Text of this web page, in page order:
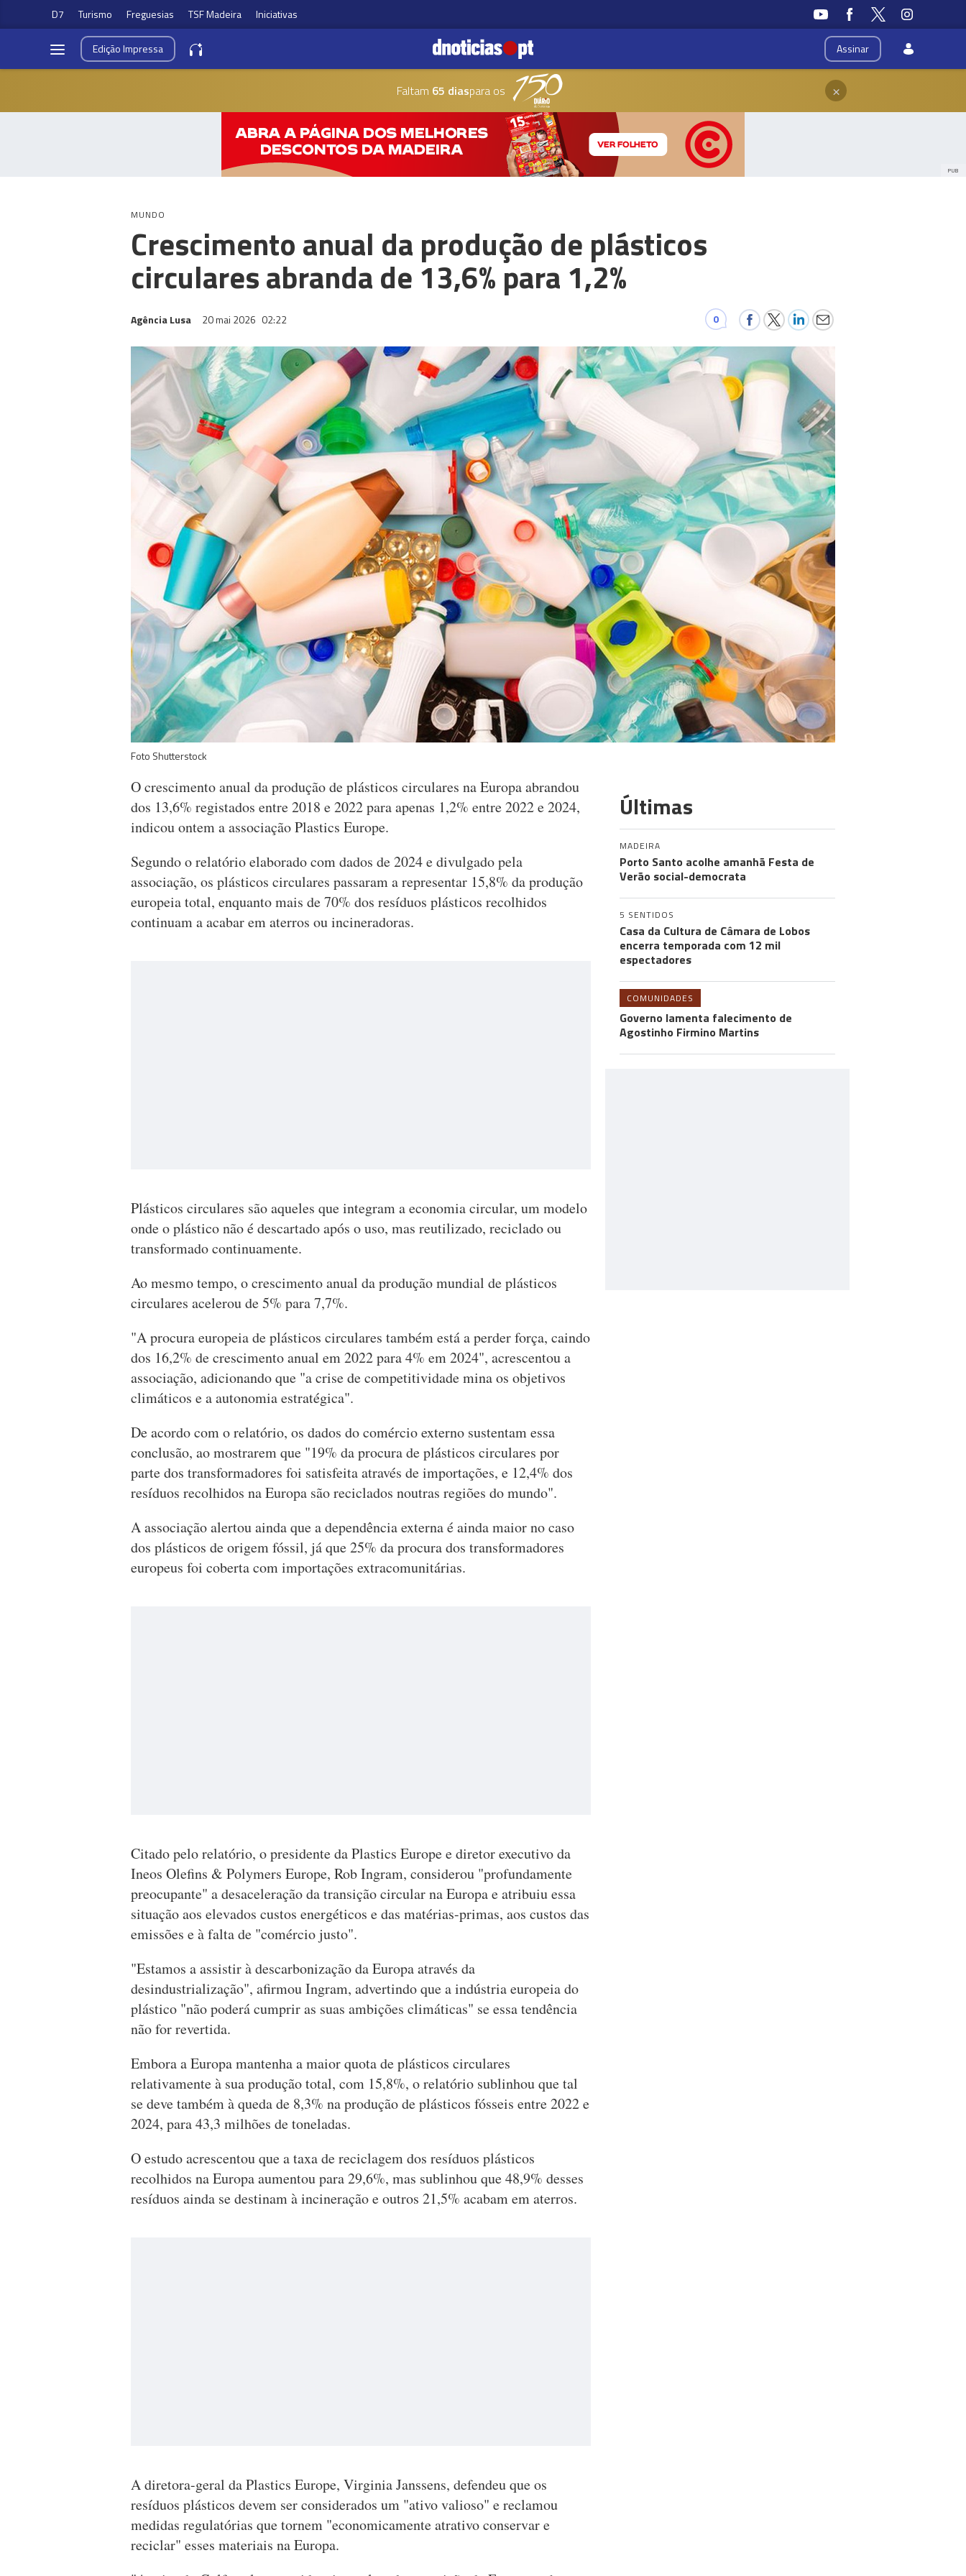
D7 Turismo Freguesias TSF Madeira Iniciativas
Assinar
EdiçãoImpressa
Faltam 65 diaspara os ×
PUB
MUNDO
Crescimento anual da produção de plásticos
circulares abranda de 13,6% para 1,2%
Agência Lusa 20 mai 2026 02:22 0
Foto Shutterstock
O crescimento anual da produção de plásticos circulares na Europa abrandou
dos 13,6% registados entre 2018 e 2022 para apenas 1,2% entre 2022 e 2024,
indicou ontem a associação Plastics Europe.
Segundo o relatório elaborado com dados de 2024 e divulgado pela
associação, os plásticos circulares passaram a representar 15,8% da produção
europeia total, enquanto mais de 70% dos resíduos plásticos recolhidos
continuam a acabar em aterros ou incineradoras.
Plásticos circulares são aqueles que integram a economia circular, um modelo
onde o plástico não é descartado após o uso, mas reutilizado, reciclado ou
transformado continuamente.
Ao mesmo tempo, o crescimento anual da produção mundial de plásticos
circulares acelerou de 5% para 7,7%.
"A procura europeia de plásticos circulares também está a perder força, caindo
dos 16,2% de crescimento anual em 2022 para 4% em 2024", acrescentou a
associação, adicionando que "a crise de competitividade mina os objetivos
climáticos e a autonomia estratégica".
De acordo com o relatório, os dados do comércio externo sustentam essa
conclusão, ao mostrarem que "19% da procura de plásticos circulares por
parte dos transformadores foi satisfeita através de importações, e 12,4% dos
resíduos recolhidos na Europa são reciclados noutras regiões do mundo".
A associação alertou ainda que a dependência externa é ainda maior no caso
dos plásticos de origem fóssil, já que 25% da procura dos transformadores
europeus foi coberta com importações extracomunitárias.
Citado pelo relatório, o presidente da Plastics Europe e diretor executivo da
Ineos Olefins & Polymers Europe, Rob Ingram, considerou "profundamente
preocupante" a desaceleração da transição circular na Europa e atribuiu essa
situação aos elevados custos energéticos e das matérias-primas, aos custos das
emissões e à falta de "comércio justo".
"Estamos a assistir à descarbonização da Europa através da
desindustrialização", afirmou Ingram, advertindo que a indústria europeia do
plástico "não poderá cumprir as suas ambições climáticas" se essa tendência
não for revertida.
Embora a Europa mantenha a maior quota de plásticos circulares
relativamente à sua produção total, com 15,8%, o relatório sublinhou que tal
se deve também à queda de 8,3% na produção de plásticos fósseis entre 2022 e
2024, para 43,3 milhões de toneladas.
O estudo acrescentou que a taxa de reciclagem dos resíduos plásticos
recolhidos na Europa aumentou para 29,6%, mas sublinhou que 48,9% desses
resíduos ainda se destinam à incineração e outros 21,5% acabam em aterros.
A diretora-geral da Plastics Europe, Virginia Janssens, defendeu que os
resíduos plásticos devem ser considerados um "ativo valioso" e reclamou
medidas regulatórias que tornem "economicamente atrativo conservar e
reciclar" esses materiais na Europa.
Últimas
MADEIRA
Porto Santo acolhe amanhã Festa de
Verão social-democrata
5 SENTIDOS
Casa da Cultura de Câmara de Lobos
encerra temporada com 12 mil
espectadores
COMUNIDADES
Governo lamenta falecimento de
Agostinho Firmino Martins